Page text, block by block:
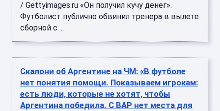
/ Gettyimages.ru «Он получил кучу денег».
Футболист публично обвинил тренера в вылете
сборной с ...
Скалони об Аргентине на ЧМ: «В футболе
нет понятия помощи. Показываем игрокам:
есть люди, которые не хотят, чтобы
Аргентина победила. С ВАР нет места для